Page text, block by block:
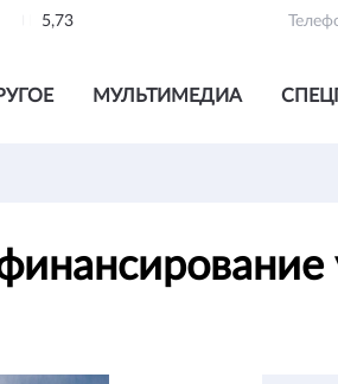
5,73
МУЛЬТИМЕДИА